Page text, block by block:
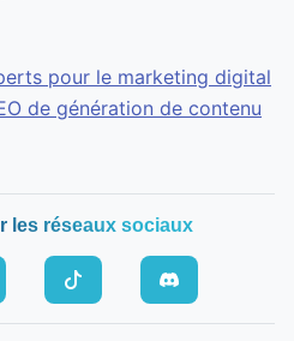
pour le marketing digital
de génération de contenu
les réseaux sociaux